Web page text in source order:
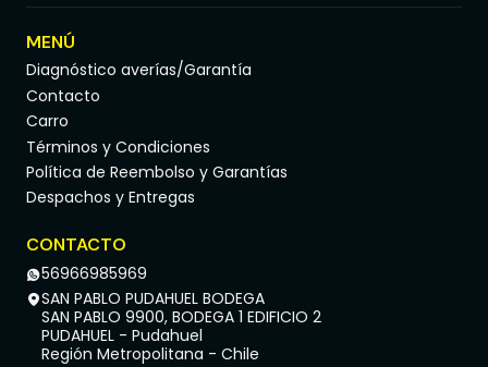
MENÚ
Diagnóstico averías/Garantía
Contacto
Carro
Términos y Condiciones
Política de Reembolso y Garantías
Despachos y Entregas
CONTACTO
56966985969
SAN PABLO PUDAHUEL BODEGA
SAN PABLO 9900, BODEGA 1 EDIFICIO 2
PUDAHUEL - Pudahuel
Región Metropolitana - Chile